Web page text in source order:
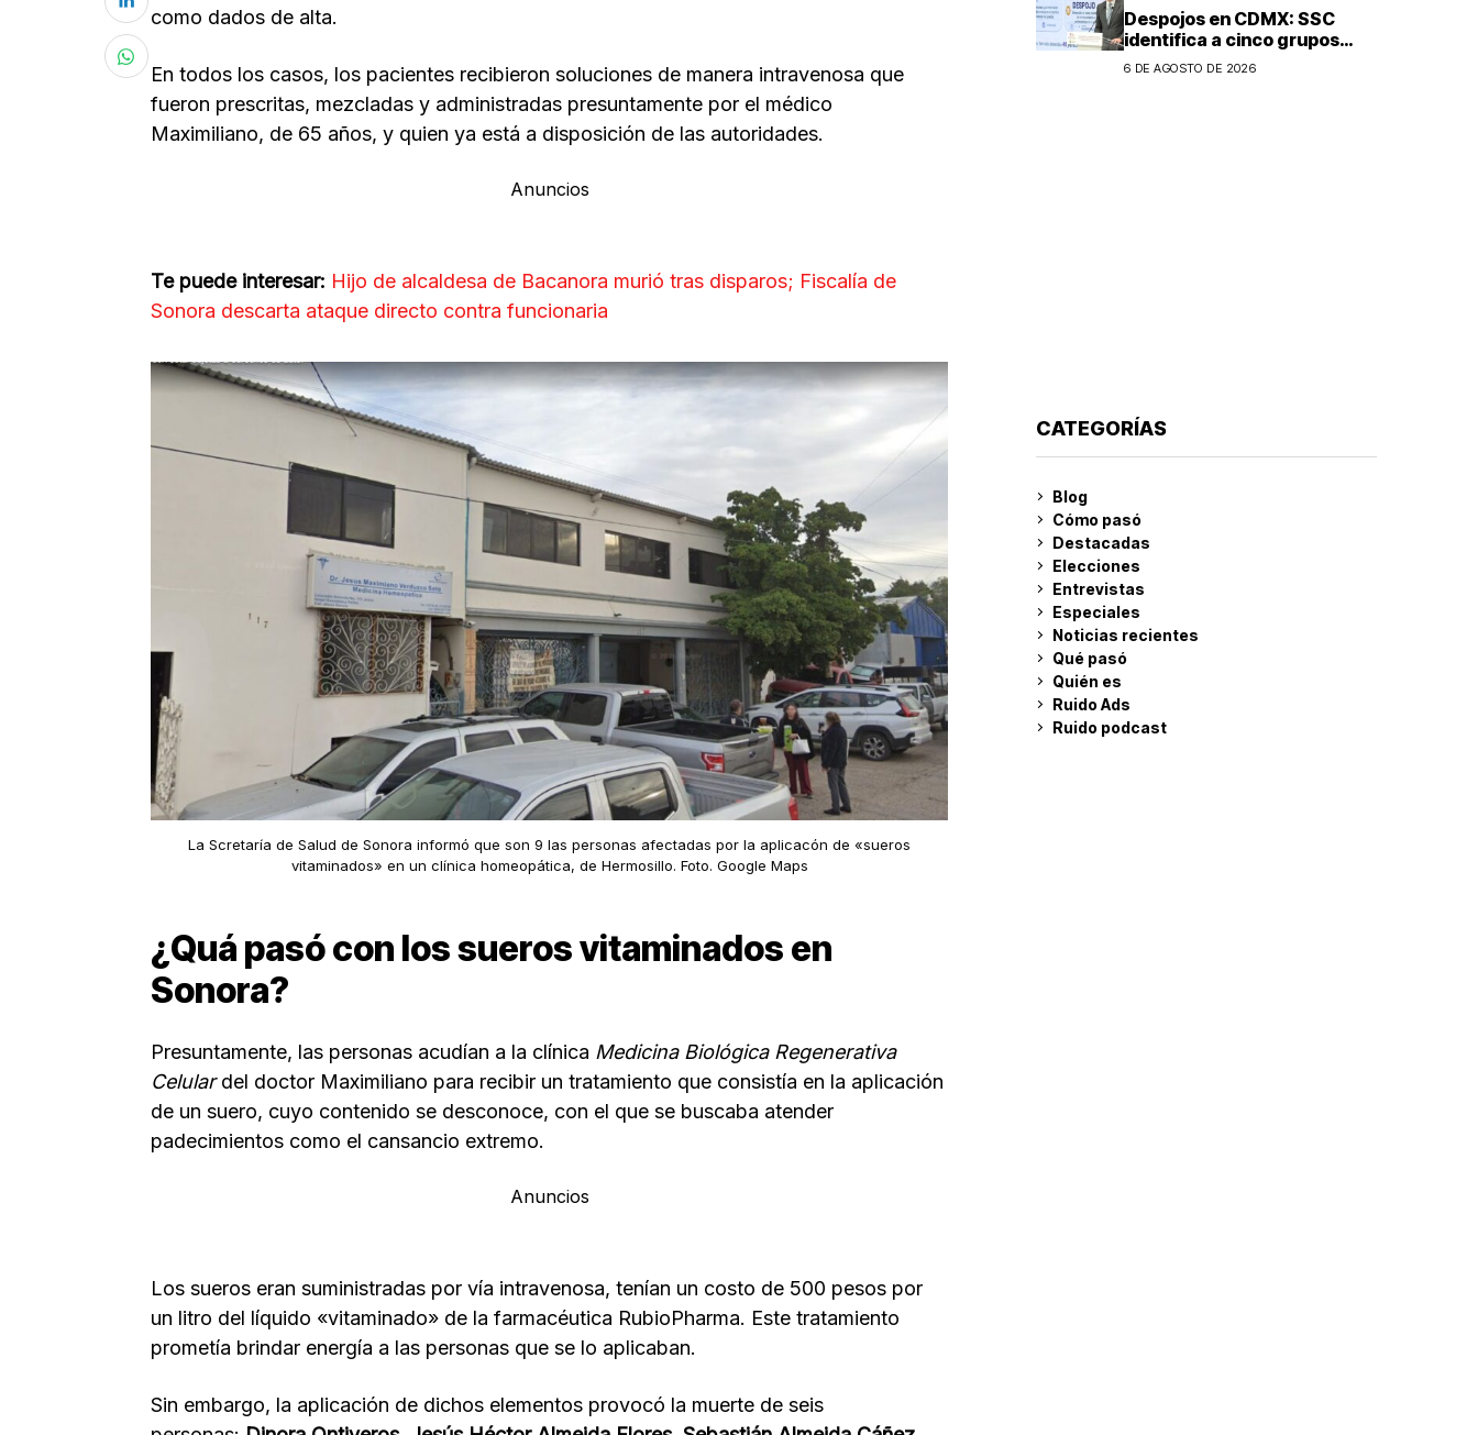
como dados de alta.
En todos los casos, los pacientes recibieron soluciones de manera intravenosa que
fueron prescritas, mezcladas y administradas presuntamente por el médico
Maximiliano, de 65 años, y quien ya está a disposición de las autoridades.
Anuncios
Te puede interesar: Hijo de alcaldesa de Bacanora murió tras disparos; Fiscalía de
Sonora descarta ataque directo contra funcionaria
La Scretaría de Salud de Sonora informó que son 9 las personas afectadas por la aplicacón de «sueros
vitaminados» en un clínica homeopática, de Hermosillo. Foto. Google Maps
¿Quá pasó con los sueros vitaminados en
Sonora?
Presuntamente, las personas acudían a la clínica Medicina Biológica Regenerativa
Celulardel doctor Maximiliano para recibir un tratamiento que consistía en la aplicación
de un suero, cuyo contenido se desconoce, con el que se buscaba atender
padecimientos como el cansancio extremo.
Anuncios
Los sueros eran suministradas por vía intravenosa, tenían un costo de 500 pesos por
un litro del líquido «vitaminado» de la farmacéutica RubioPharma. Este tratamiento
prometía brindar energía a las personas que se lo aplicaban.
Sin embargo, la aplicación de dichos elementos provocó la muerte de seis
Despojos en CDMX: SSC
identifica a cinco grupos
criminales vinculados a este
6 DE AGOSTO DE 2026
CATEGORÍAS
Blog
Cómo pasó
Destacadas
Elecciones
Entrevistas
Especiales
Noticias recientes
Qué pasó
Quién es
Ruido Ads
Ruido podcast